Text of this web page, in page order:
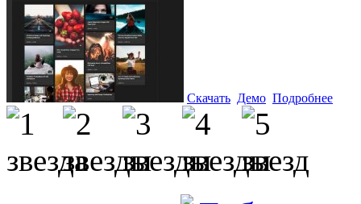
Скачать Демо Подробнее